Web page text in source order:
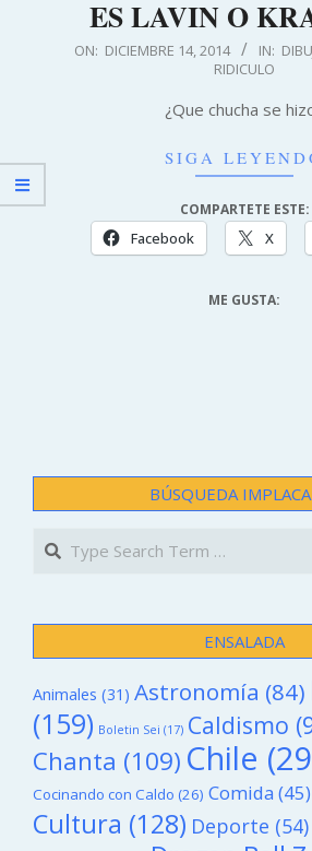
ES LAVIN O
2014-
ON: DICIEMBRE 14, 2014 IN:
RIDICULO
¿Que chucha se
SIGA
COMPARTETE ESTE:
Facebook X
ME GUSTA:
BÚSQUEDA
Search
ENSALADA
Animales (31) Astronomía (84)
(159) Boletin Sei (17) Caldismo
Chanta (109) Chile
Cocinando con Caldo (26) Comida (45)
Cultura (128) Deporte (54)